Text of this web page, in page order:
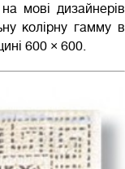
мові дизайнерів
колірну гамму в
600 × 600.